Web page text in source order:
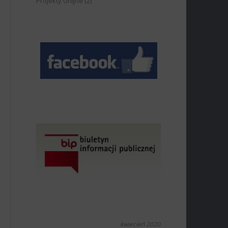
kwiecień 2020